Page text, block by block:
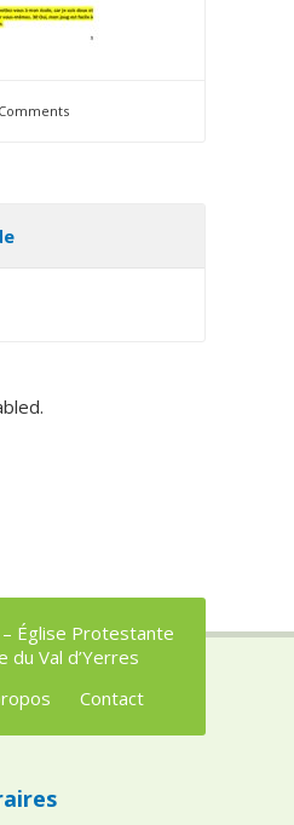
Église Protestante
du Val d’Yerres
Contact